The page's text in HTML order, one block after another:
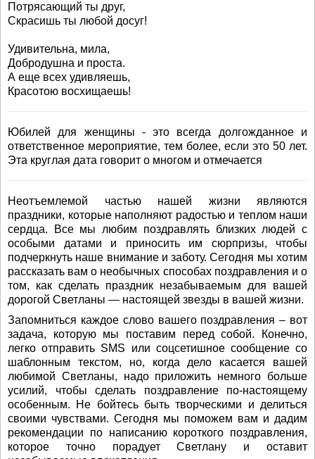
Потрясающий ты друг,
Скрасишь ты любой досуг!
Удивительна, мила,
Добродушна и проста.
А еще всех удивляешь,
Красотою восхищаешь!
Юбилей для женщины - это всегда долгожданное и
ответственное мероприятие, тем более, если это 50 лет.
Эта круглая дата говорит о многом и отмечается
Неотъемлемой частью нашей жизни являются
праздники, которые наполняют радостью и теплом наши
сердца. Все мы любим поздравлять близких людей с
особыми датами и приносить им сюрпризы, чтобы
подчеркнуть наше внимание и заботу. Сегодня мы хотим
рассказать вам о необычных способах поздравления и о
том, как сделать праздник незабываемым для вашей
дорогой Светланы — настоящей звезды в вашей жизни.
Запомниться каждое слово вашего поздравления – вот
задача, которую мы поставим перед собой. Конечно,
легко отправить SMS или соцсетишное сообщение со
шаблонным текстом, но, когда дело касается вашей
любимой Светланы, надо приложить немного больше
усилий, чтобы сделать поздравление по-настоящему
особенным. Не бойтесь быть творческими и делиться
своими чувствами. Сегодня мы поможем вам и дадим
рекомендации по написанию короткого поздравления,
которое точно порадует Светлану и оставит